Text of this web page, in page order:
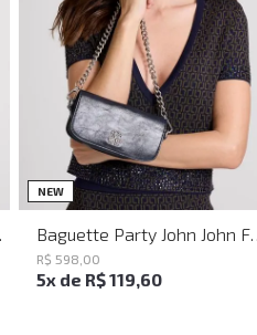
NEW UN
Baguette Party John John Feminina
R$ 598 00
5x de R$119,60